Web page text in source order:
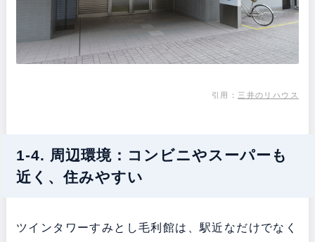
引用： 三井のリハウス
1-4. 周辺環境：コンビニやスーパーも
近く、住みやすい
ツインタワーすみとし毛利館は、駅近なだけでなく